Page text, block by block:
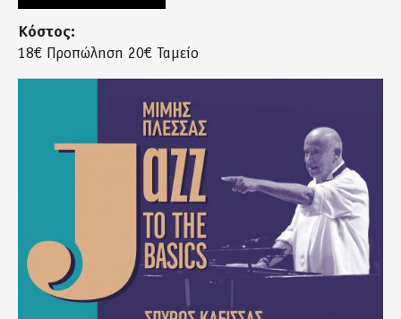
Κόστος:
18€ Προπώληση 20€ Ταμείο